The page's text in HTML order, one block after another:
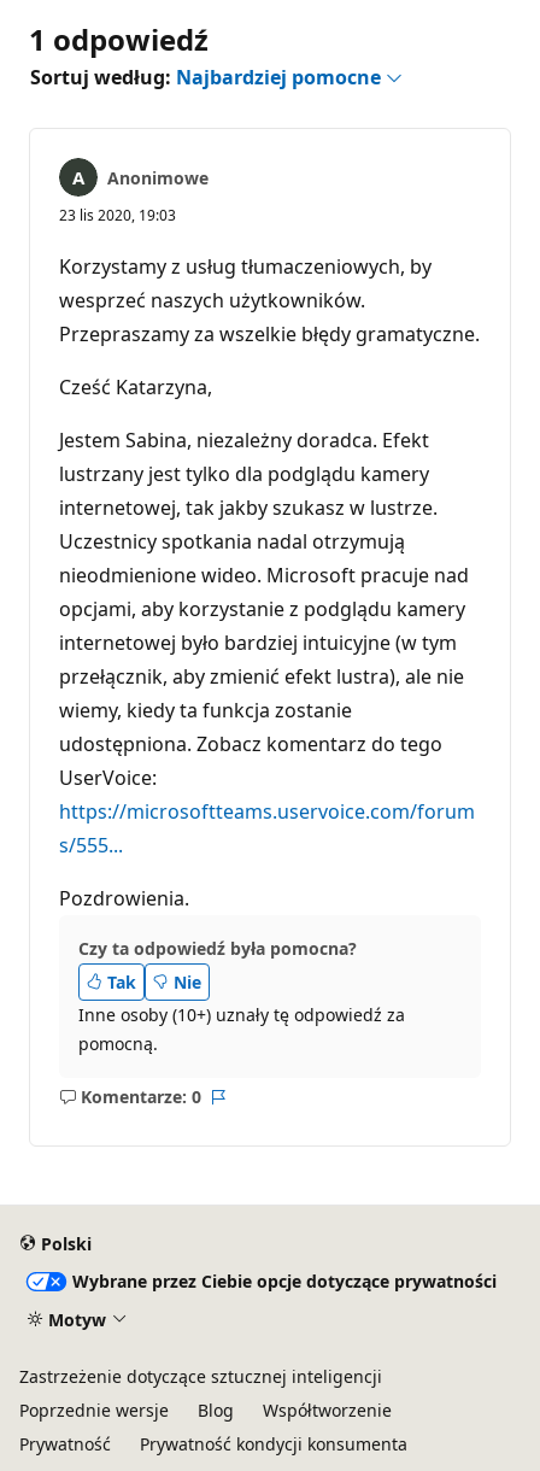
1 odpowiedź
Sortuj według: Najbardziej pomocne
Anonimowe
23 lis 2020, 19:03
Korzystamy z usług tłumaczeniowych, by
wesprzeć naszych użytkowników.
Przepraszamy za wszelkie błędy gramatyczne.
Cześć Katarzyna,
Jestem Sabina, niezależny doradca. Efekt
lustrzany jest tylko dla podglądu kamery
internetowej, tak jakby szukasz w lustrze.
Uczestnicy spotkania nadal otrzymują
nieodmienione wideo. Microsoft pracuje nad
opcjami, aby korzystanie z podglądu kamery
internetowej było bardziej intuicyjne (w tym
przełącznik, aby zmienić efekt lustra), ale nie
wiemy, kiedy ta funkcja zostanie
udostępniona. Zobacz komentarz do tego
UserVoice:
https://microsoftteams.uservoice.com/forum
s/555...
Pozdrowienia.
Czy ta odpowiedź była pomocna?
Tak
Nie
Inne osoby (10+) uznały tę odpowiedź za
pomocną.
Komentarze: 0
Brak
Polski
Wybrane przez Ciebie opcje dotyczące prywatności
Motyw
Zastrzeżenie dotyczące sztucznej inteligencji
Poprzednie wersje
Blog
Współtworzenie
Prywatność
Prywatność kondycji konsumenta